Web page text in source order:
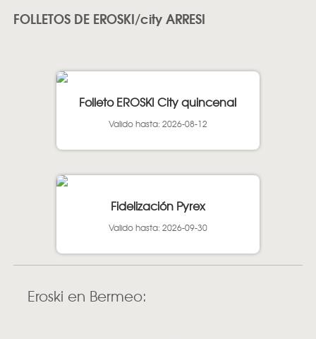
FOLLETOS DE EROSKI/city ARRESI
Folleto EROSKI City quincenal
Valido hasta: 2026-08-12
Fidelización Pyrex
Valido hasta: 2026-09-30
Eroski en Bermeo: